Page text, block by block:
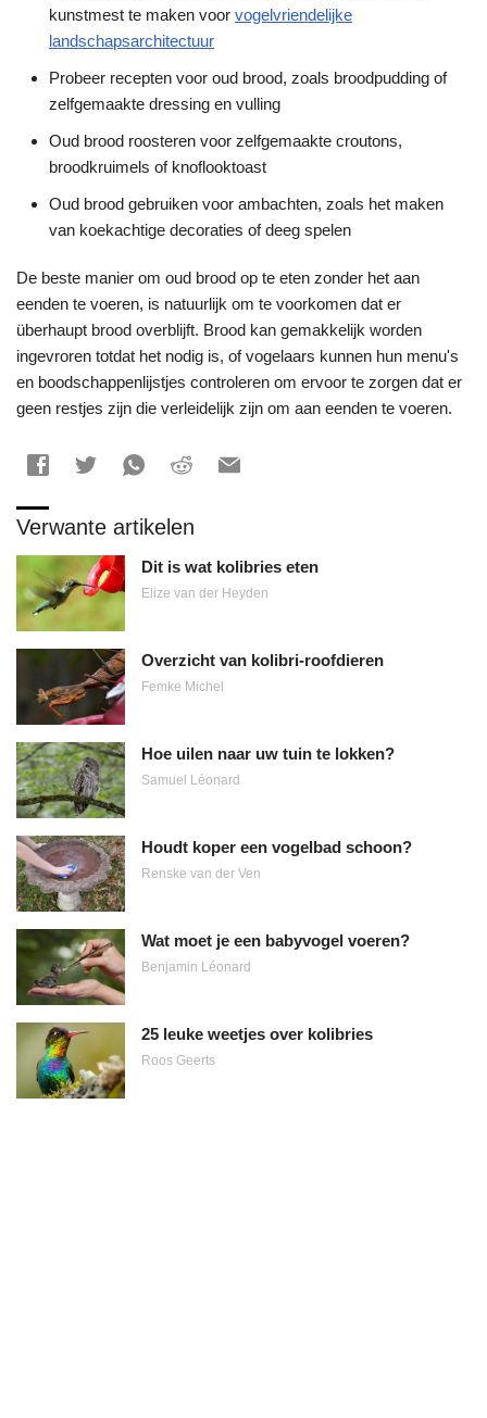
kunstmest te maken voor vogelvriendelijke
landschapsarchitectuur
Probeer recepten voor oud brood, zoals broodpudding of
zelfgemaakte dressing en vulling
Oud brood roosteren voor zelfgemaakte croutons,
broodkruimels of knoflooktoast
Oud brood gebruiken voor ambachten, zoals het maken
van koekachtige decoraties of deeg spelen
De beste manier om oud brood op te eten zonder het aan
eenden te voeren, is natuurlijk om te voorkomen dat er
überhaupt brood overblijft. Brood kan gemakkelijk worden
ingevroren totdat het nodig is, of vogelaars kunnen hun menu's
en boodschappenlijstjes controleren om ervoor te zorgen dat er
geen restjes zijn die verleidelijk zijn om aan eenden te voeren.
Verwante artikelen
Dit is wat kolibries eten
Elize van der Heyden
Overzicht van kolibri-roofdieren
Femke Michel
Hoe uilen naar uw tuin te lokken?
Samuel Léonard
Houdt koper een vogelbad schoon?
Renske van der Ven
Wat moet je een babyvogel voeren?
Benjamin Léonard
25 leuke weetjes over kolibries
Roos Geerts